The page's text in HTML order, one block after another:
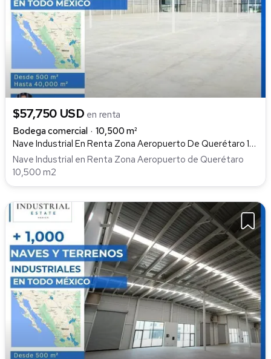
$57,750 USD en renta
Bodega comercial
10,500 m²
Nave Industrial En Renta Zona Aeropuerto De Querétaro 10,500 M2, Parque Industrial Aeropuerto Querétaro, Colón
Nave Industrial en Renta Zona Aeropuerto de Querétaro
10,500 m2